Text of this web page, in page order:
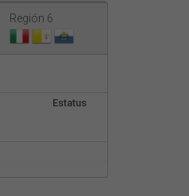
Región 6
Estatus
Nederlands